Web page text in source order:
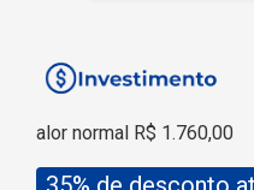
alor normal R$ 1.760,00